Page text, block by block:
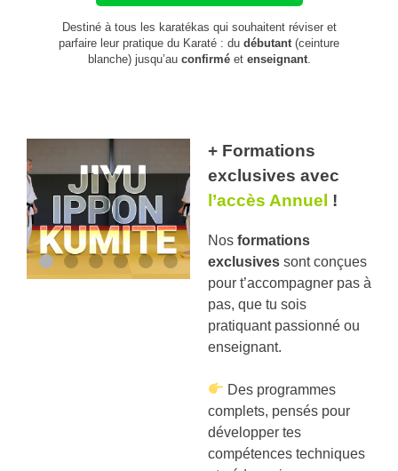
Destiné à tous les karatékas qui souhaitent réviser et
parfaire leur pratique du Karaté : du débutant (ceinture
blanche) jusqu’au confirméet enseignant.
+ Formations
exclusives avec
l’accès Annuel !
Nos formations
exclusives sont conçues
pour t’accompagner pas à
pas, que tu sois
pratiquant passionné ou
enseignant.
Des programmes
complets, pensés pour
développer tes
compétences techniques